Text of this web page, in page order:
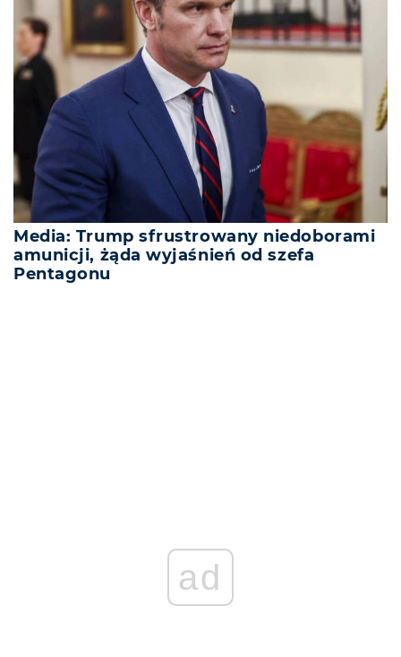
Media: Trump sfrustrowany niedoborami
amunicji, żąda wyjaśnień od szefa
Pentagonu